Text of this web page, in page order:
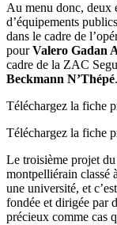
Au menu donc, deux
d’équipements
dans le cadre de
pourValero Gadan
cadre de la ZAC
Beckmann N’Thépé.
Téléchargez la fiche
Téléchargez la fiche
Le troisième projet
montpelliérain classé
une université, et
fondée et dirigée par
précieux comme cas